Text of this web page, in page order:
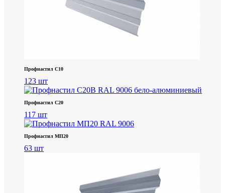
Профнастил С10
123 шт
Профнастил С20
117 шт
Профнастил МП20
63 шт